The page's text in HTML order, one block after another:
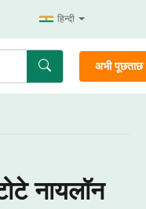
हिन्दी
अभी
नायलॉन